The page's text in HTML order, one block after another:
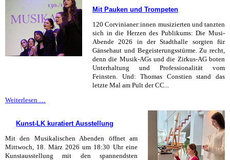
Krötenzaun
Mit Pauken und Trompeten
120 Corvinianer:innen musizierten und tanzten
sich in die Herzen des Publikums: Die Musi-
Abende 2026 in der Stadthalle sorgten für
Gänsehaut und Begeisterungsstürme. Zu recht,
denn die Musik-AGs und die Zirkus-AG boten
Unterhaltung und Professionalität vom
Feinsten. Und: Thomas Constien stand das
letzte Mal am Pult der CC...
Weiterlesen …
Trompeten
Kunst-LK kuratiert Ausstellung
Mit den Musikalischen Abenden öffnet am
Mittwoch, 18. März 2026 um 18:30 Uhr eine
Kunstausstellung mit den spannendsten